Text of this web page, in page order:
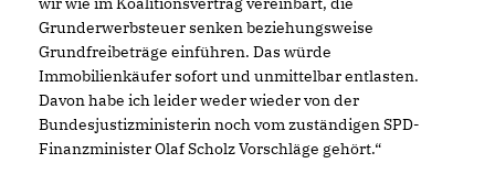
Grunderwerbsteuer senken beziehungsweise
Grundfreibeträge einführen. Das würde
Immobilienkäufer sofort und unmittelbar entlasten.
Davon habe ich leider weder wieder von der
Bundesjustizministerin noch vom zuständigen SPD-
Finanzminister Olaf Scholz Vorschläge gehört.“